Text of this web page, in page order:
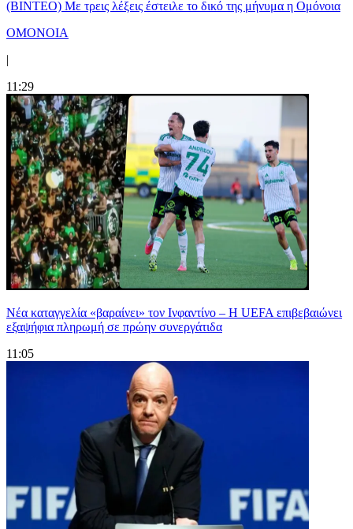
(ΒΙΝΤΕΟ) Με τρεις λέξεις έστειλε το δικό της μήνυμα η Ομόνοια
ΟΜΟΝΟΙΑ
|
11:29
Νέα καταγγελία «βαραίνει» τον Ινφαντίνο – Η UEFA επιβεβαιώνει
εξαψήφια πληρωμή σε πρώην συνεργάτιδα
11:05